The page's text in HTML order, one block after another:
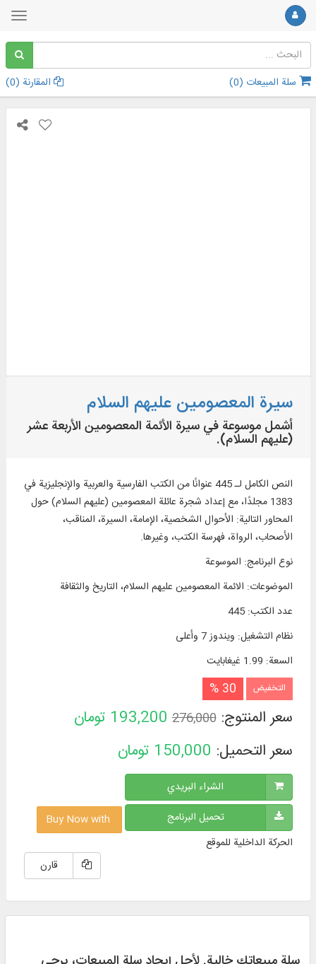
سلة المبيعات (0
) المقارنة (0
)
سيرة المعصومين عليهم السلام
أشمل موسوعة في سيرة الأئمة المعصومين الأربعة عشر
(عليهم السلام).
النص الكامل لـ 445 عنوانًا من الكتب الفارسية والعربية والإنجليزية في
1383 مجلدًا، مع إعداد شجرة عائلة المعصومين (عليهم السلام) حول
المحاور التالية: الأحوال الشخصية، الإمامة، السيرة، المناقب،
الأصحاب، الرواة، فهرسة الكتب، وغيرها.
نوع البرنامج: الموسوعة
الموضوعات: الائمة المعصومين عليهم السلام، التاريخ والثقافة
عدد الكتب:
445
نظام التشغیل: ويندوز 7 وأعلی
السعة: 1.99 غيغابايت
التخفيض 30 %
سعر المنتوج:276,000
193,200 تومان
سعر التحميل: 150,000 تومان
الشراء البريدي
تحميل البرنامج
الحركة الداخلية للموقع
قارن